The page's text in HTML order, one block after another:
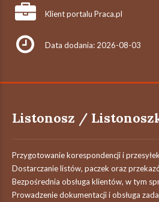
Klient portalu Praca.pl
Data dodania: 2026-08-03
Listonosz /
Przygotowanie korespondencji i
Dostarczanie listów, paczek oraz
Bezpośrednia obsługa klientów, w tym
Prowadzenie dokumentacji i obsługa